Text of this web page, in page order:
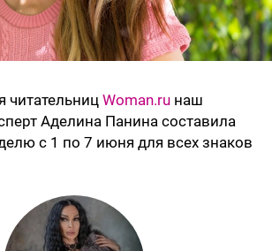
читательниц Woman.ru наш
Аделина Панина составила
с 1 по 7 июня для всех знаков